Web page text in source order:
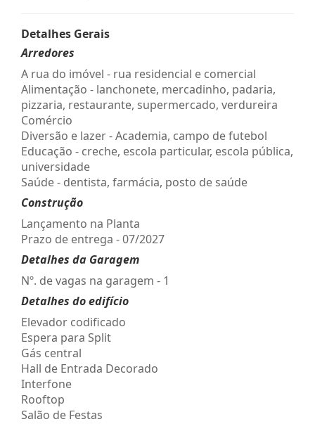
Detalhes Gerais
Arredores
A rua do imóvel - rua residencial e comercial
Alimentação - lanchonete, mercadinho, padaria,
pizzaria, restaurante, supermercado, verdureira
Comércio
Diversão e lazer - Academia, campo de futebol
Educação - creche, escola particular, escola pública,
universidade
Saúde - dentista, farmácia, posto de saúde
Construção
Lançamento na Planta
Prazo de entrega - 07/2027
Detalhes da Garagem
Nº. de vagas na garagem - 1
Detalhes do edifício
Elevador codificado
Espera para Split
Gás central
Hall de Entrada Decorado
Interfone
Rooftop
Salão de Festas